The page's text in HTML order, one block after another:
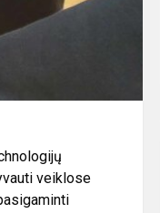
veiklose